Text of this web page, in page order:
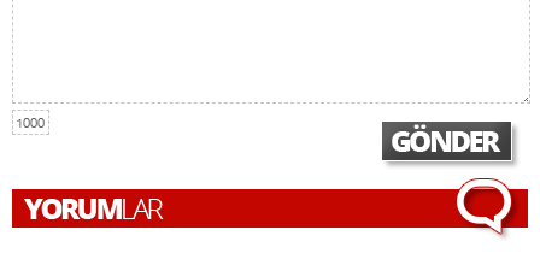
1000